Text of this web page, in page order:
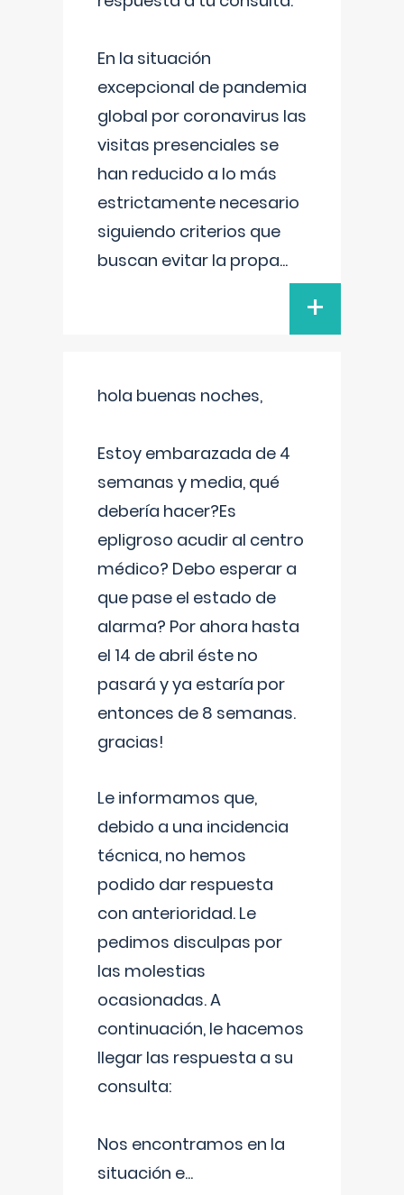
En la situación
excepcional de pandemia
global por coronavirus las
visitas presenciales se
han reducido a lo más
estrictamente necesario
siguiendo criterios que
buscan evitar la propa...
+
hola buenas noches,
Estoy embarazada de 4
semanas y media, qué
debería hacer?Es
epligroso acudir al centro
médico? Debo esperar a
que pase el estado de
alarma? Por ahora hasta
el 14 de abril éste no
pasará y ya estaría por
entonces de 8 semanas.
gracias!
Le informamos que,
debido a una incidencia
técnica, no hemos
podido dar respuesta
con anterioridad. Le
pedimos disculpas por
las molestias
ocasionadas. A
continuación, le hacemos
llegar las respuesta a su
consulta:
Nos encontramos en la
situación e...